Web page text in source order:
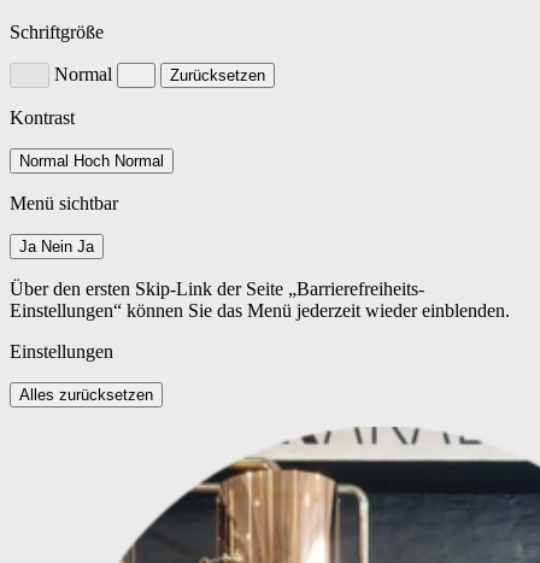
Schriftgröße
Normal Zurücksetzen
Kontrast
Normal Hoch Normal
Menü sichtbar
Ja Nein Ja
Über den ersten Skip-Link der Seite „Barrierefreiheits-
Einstellungen“ können Sie das Menü jederzeit wieder einblenden.
Einstellungen
Alles zurücksetzen